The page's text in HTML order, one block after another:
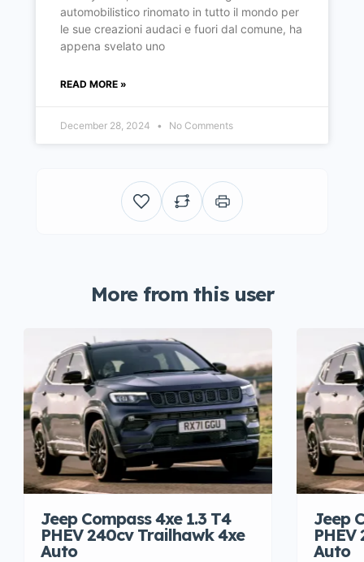
automobilistico rinomato in tutto il mondo per
le sue creazioni audaci e fuori dal comune, ha
appena svelato uno
READ MORE »
December 28, 2024 No Comments
More from this user
Jeep Compass 4xe 1.3 T4
PHEV 240cv Trailhawk 4xe
Auto
Jeep
Auto